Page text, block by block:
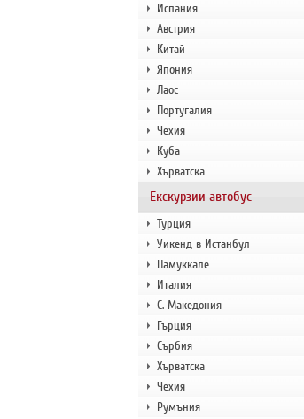
Испания
Австрия
Китай
Япония
Лаос
Португалия
Чехия
Куба
Хърватска
Екскурзии автобус
Турция
Уикенд в Истанбул
Памуккале
Италия
С. Македония
Гърция
Сърбия
Хърватска
Чехия
Румъния